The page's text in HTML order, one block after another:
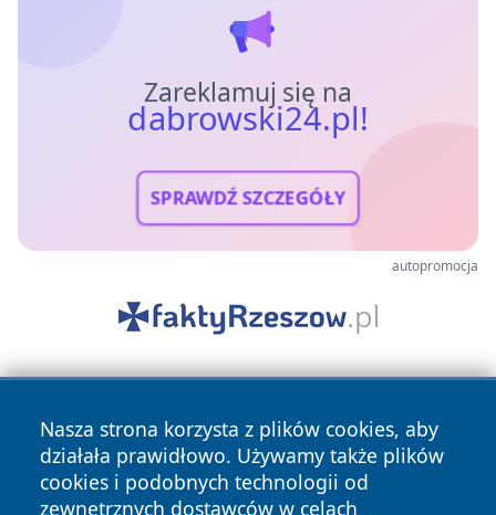
Zareklamuj się na
dabrowski24.pl!
SPRAWDŹ SZCZEGÓŁY
autopromocja
Nasza strona korzysta z plików cookies, aby
działała prawidłowo. Używamy także plików
cookies i podobnych technologii od
zewnętrznych dostawców w celach